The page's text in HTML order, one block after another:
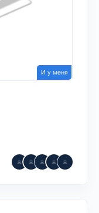
И у меня